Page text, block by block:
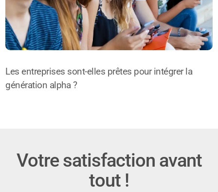
Les entreprises sont-elles prêtes pour intégrer la
génération alpha ?
Votre satisfaction avant
tout !